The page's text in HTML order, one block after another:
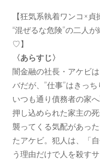
【狂気系執着ワンコ×貞
“混ぜるな危険”の二人
♡】
〈あらすじ〉
闇金融の社長・アケビ
バだが、”仕事”はきっち
いつも通り債務者の家
押し込められた家主の
襲ってくる気配があっ
たアケビ。犯人は、「
う理由だけで人を殺す